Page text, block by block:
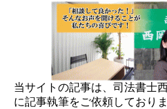
当サイトの記事は、司法書士
に記事執筆をご依頼しており